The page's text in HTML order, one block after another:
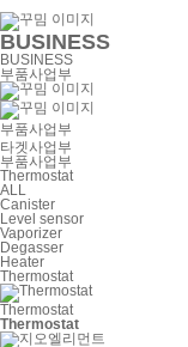
BUSINESS
BUSINESS
부품사업부
부품사업부
타겟사업부
부품사업부
Thermostat
ALL
Canister
Level sensor
Vaporizer
Degasser
Heater
Thermostat
Thermostat
Thermostat